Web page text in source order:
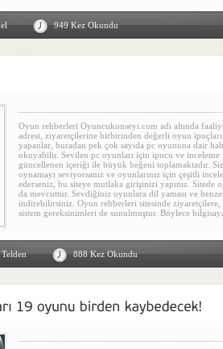
949 Kez Okundu
Oyun rehberleri Oyuncukonseyi.com adı altında
adresi, ziyaretçilerine birbirinden değerli oyun ipuçları
yapanlar, buradan pek çok sayıda pc oyununa dair
okuyabilir. Sevilen pc oyunları için ipucu ve inceleme
güncellenen içeriği ile büyük beğeni toplamaktadır.
oynamayı seviyorsanız ve oyunlarınız için çeşitli
ederseniz, bu siteye mutlaka girişinizi yapınız. Sitede
da mevcuttur. Sevdiğiniz oyunlara dil yaması ve
indirebilirsiniz. Oyun rehberleri sitesinde
sistem gereksinimleri de sunulmuştur. Böylece
888 Kez Okundu